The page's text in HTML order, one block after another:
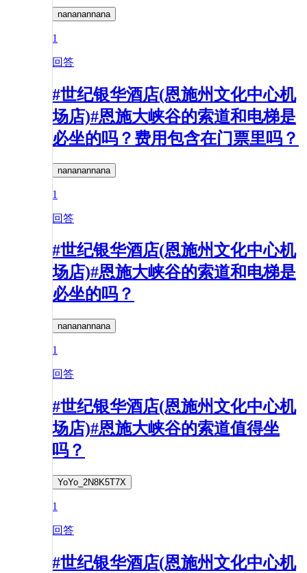
nananannana
1
回答
#世纪银华酒店(恩施州文化中心机
场店)#恩施大峡谷的索道和电梯是
必坐的吗？费用包含在门票里吗？
nananannana
1
回答
#世纪银华酒店(恩施州文化中心机
场店)#恩施大峡谷的索道和电梯是
必坐的吗？
nananannana
1
回答
#世纪银华酒店(恩施州文化中心机
场店)#恩施大峡谷的索道值得坐
吗？
YoYo_2N8K5T7X
1
回答
#世纪银华酒店(恩施州文化中心机